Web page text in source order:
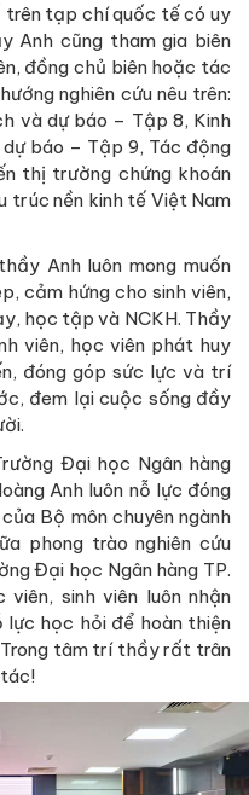
tạp chí quốc tế có uy
Anh cũng tham gia biên
đồng chủ biên hoặc tác
nghiên cứu nêu trên:
và dự báo – Tập 8, Kinh
báo – Tập 9, Tác động
thị trường chứng khoán
trúc nền kinh tế Việt Nam
Anh luôn mong muốn
cảm hứng cho sinh viên,
học tập và NCKH. Thầy
viên, học viên phát huy
đóng góp sức lực và trí
đem lại cuộc sống đầy
Đại học Ngân hàng
Anh luôn nỗ lực đóng
Bộ môn chuyên ngành
phong trào nghiên cứu
Đại học Ngân hàng TP.
viên, sinh viên luôn nhận
học hỏi để hoàn thiện
tâm trí thầy rất trân
tác!